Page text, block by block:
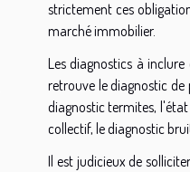
strictement ces
marché immobilier.
Les diagnostics à
retrouve le diagnostic de
diagnostic termites,
collectif, le diagnostic
Il est judicieux de